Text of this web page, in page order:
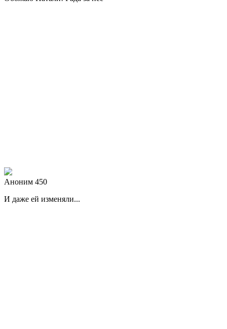
Аноним 450
И даже ей изменяли...